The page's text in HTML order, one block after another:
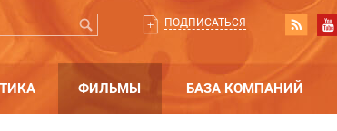
ПОДПИСАТЬСЯ
ФИЛЬМЫ БАЗА КОМПАНИЙ